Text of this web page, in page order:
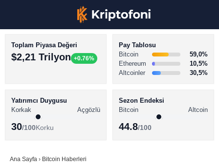
BİTCOİN HABERLERİ
ALTCOİN HABERLERİ
SÖZLÜK
Toplam Piyasa Değeri
$2,21 Trilyon +0.76%
Pay Tablosu
Bitcoin
59,0%
Ethereum
10,5%
Altcoinler
30,5%
Yatırımcı Duygusu
Korkak
Açgözlü
30/100Korku
Sezon Endeksi
Bitcoin
Altcoin
44.8/100
Ana Sayfa › Bitcoin Haberleri